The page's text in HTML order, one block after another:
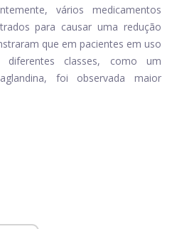
vários medicamentos
para causar uma redução
que em pacientes em uso
classes, como um
foi observada maior